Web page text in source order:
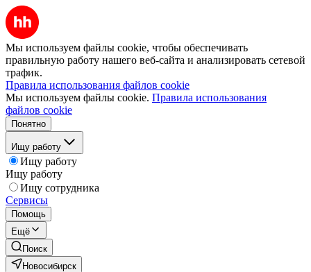
Мы используем файлы cookie, чтобы обеспечивать
правильную работу нашего веб-сайта и анализировать сетевой
трафик.
Правила использования файлов cookie
Мы используем файлы cookie. Правила использования
файлов cookie
Понятно
Ищу работу
Ищу работу
Ищу работу
Ищу сотрудника
Сервисы
Помощь
Ещё
Поиск
Новосибирск